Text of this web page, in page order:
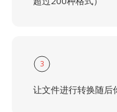
3
让文件进行转换随